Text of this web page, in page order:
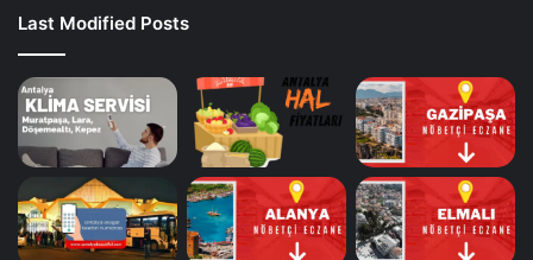
Last Modified Posts